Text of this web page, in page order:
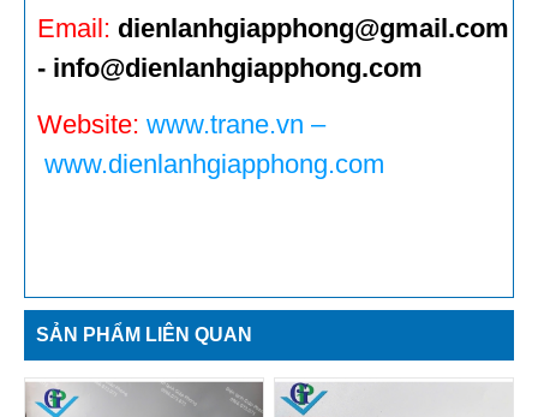
Email: dienlanhgiapphong@gmail.com
- info@dienlanhgiapphong.com
Website: www.trane.vn –
www.dienlanhgiapphong.com
SẢN PHẨM LIÊN QUAN